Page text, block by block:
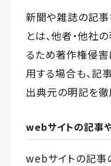
新聞や雑誌の記
とは、他者・他社
るため著作権侵害
用する場合も、記
出典元の明記を徹
webサイトの記事
webサイトの記事